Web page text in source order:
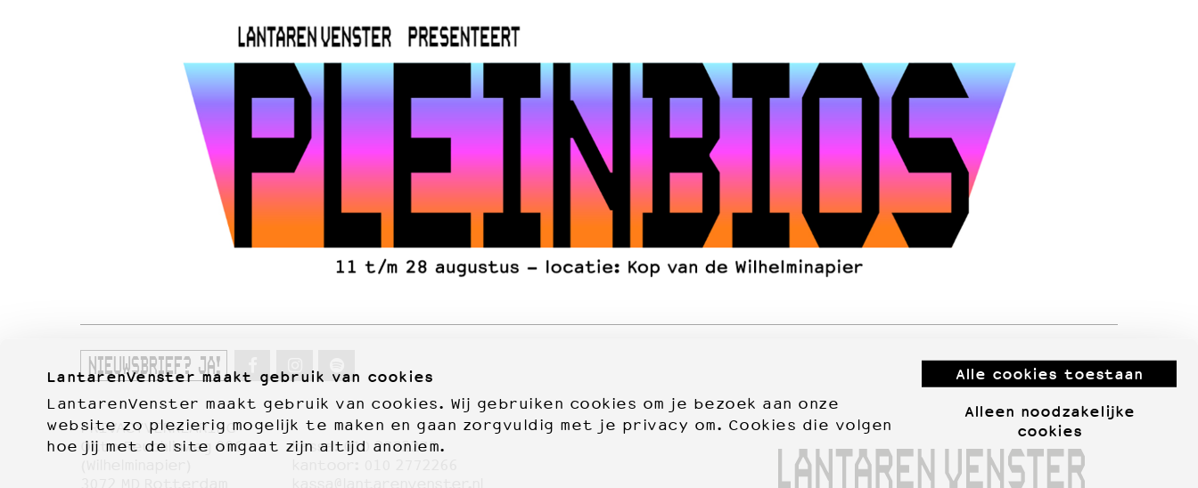
LantarenVenster maakt gebruik van cookies
LantarenVenster maakt gebruik van cookies. Wij gebruiken cookies om je bezoek aan onze
website zo plezierig mogelijk te maken en gaan zorgvuldig met je privacy om. Cookies die volgen
hoe jij met de site omgaat zijn altijd anoniem.
Alle cookies toestaan
Alleen noodzakelijke
cookies
NIEUWSBRIEF? JA!
PRIVACYVERKLARING
Otto Reuchlinweg 996
kassa:010 2772277